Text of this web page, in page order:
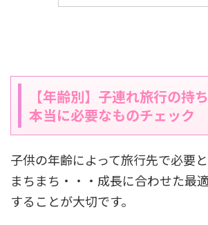
【年齢別】子連れ旅行の持
本当に必要なものチェック
子供の年齢によって旅行先で必要
まちまち・・・成長に合わせた最
することが大切です。